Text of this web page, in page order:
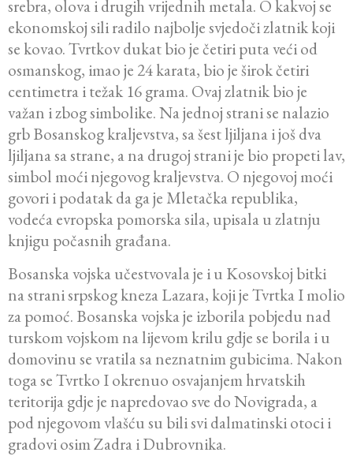
srebra, olova i drugih vrijednih metala. O kakvoj se
ekonomskoj sili radilo najbolje svjedoči zlatnik koji
se kovao. Tvrtkov dukat bio je četiri puta veći od
osmanskog, imao je 24 karata, bio je širok četiri
centimetra i težak 16 grama. Ovaj zlatnik bio je
važan i zbog simbolike. Na jednoj strani se nalazio
grb Bosanskog kraljevstva, sa šest ljiljana i još dva
ljiljana sa strane, a na drugoj strani je bio propeti lav,
simbol moći njegovog kraljevstva. O njegovoj moći
govori i podatak da ga je Mletačka republika,
vodeća evropska pomorska sila, upisala u zlatnju
knjigu počasnih građana.
Bosanska vojska učestvovala je i u Kosovskoj bitki
na strani srpskog kneza Lazara, koji je Tvrtka I molio
za pomoć. Bosanska vojska je izborila pobjedu nad
turskom vojskom na lijevom krilu gdje se borila i u
domovinu se vratila sa neznatnim gubicima. Nakon
toga se Tvrtko I okrenuo osvajanjem hrvatskih
teritorija gdje je napredovao sve do Novigrada, a
pod njegovom vlašću su bili svi dalmatinski otoci i
gradovi osim Zadra i Dubrovnika.